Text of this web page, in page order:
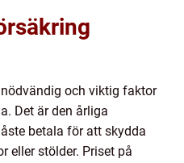
och viktig faktor
Det är den årliga
betala för att skydda
eller stölder. Priset på